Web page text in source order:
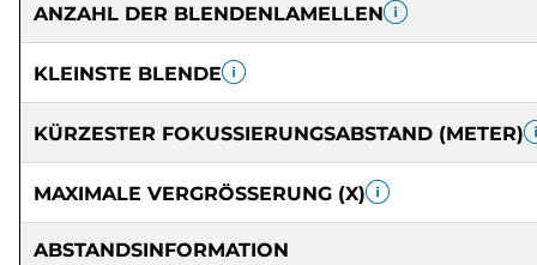
ANZAHL DER BLENDENLAMELLEN
KLEINSTE BLENDE
KÜRZESTER FOKUSSIERUNGSABSTAND (METER)
MAXIMALE VERGRÖSSERUNG (X)
ABSTANDSINFORMATION